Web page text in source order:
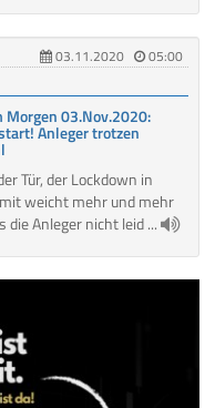
03.11.2020
05:00
Morgen 03.Nov.2020:
Anleger trotzen
Tür, der Lockdown in
weicht mehr und mehr
Anleger nicht leid ...